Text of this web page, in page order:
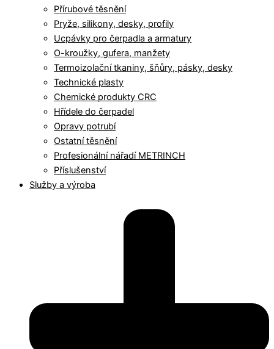
Přírubové těsnění
Pryže, silikony, desky, profily
Ucpávky pro čerpadla a armatury
O-kroužky, gufera, manžety
Termoizolační tkaniny, šňůry, pásky, desky
Technické plasty
Chemické produkty CRC
Hřídele do čerpadel
Opravy potrubí
Ostatní těsnění
Profesionální nářadí METRINCH
Příslušenství
Služby a výroba